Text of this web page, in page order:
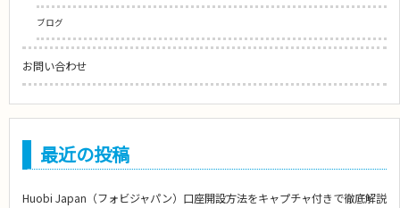
ブログ
お問い合わせ
最近の投稿
Huobi Japan（フォビジャパン）口座開設方法をキャプチャ付きで徹底解説